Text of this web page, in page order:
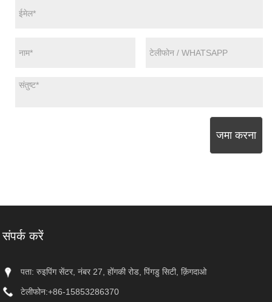
जमा करना
संपर्क करें
पता: रुइपिंग सेंटर, नंबर 27, होंगकी रोड, पिंगडु सिटी, क़िंगदाओ
टेलीफोन:+86-15853286370